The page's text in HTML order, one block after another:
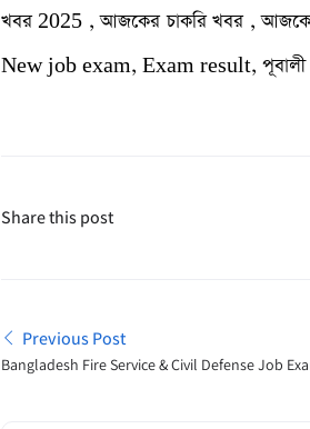
খবর 2025 , আজকের চাকরি খবর ,
New job exam, Exam result,
Share this post
Previous Post
Bangladesh Fire Service & Civil Defense Job